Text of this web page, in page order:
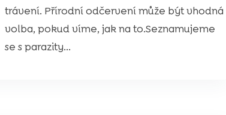
trávení. Přírodní odčervení může být vhodná
volba, pokud víme, jak na to.Seznamujeme
se s parazity...